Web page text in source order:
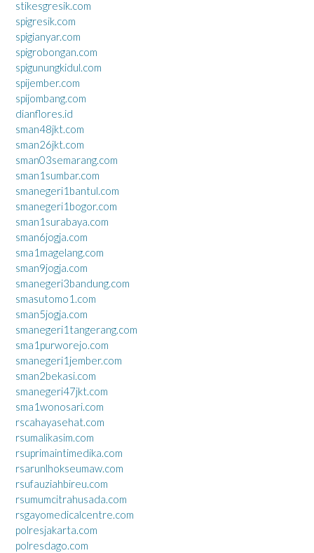
stikesgresik.com
spigresik.com
spigianyar.com
spigrobongan.com
spigunungkidul.com
spijember.com
spijombang.com
dianflores.id
sman48jkt.com
sman26jkt.com
sman03semarang.com
sman1sumbar.com
smanegeri1bantul.com
smanegeri1bogor.com
sman1surabaya.com
sman6jogja.com
sma1magelang.com
sman9jogja.com
smanegeri3bandung.com
smasutomo1.com
sman5jogja.com
smanegeri1tangerang.com
sma1purworejo.com
smanegeri1jember.com
sman2bekasi.com
smanegeri47jkt.com
sma1wonosari.com
rscahayasehat.com
rsumalikasim.com
rsuprimaintimedika.com
rsarunlhokseumaw.com
rsufauziahbireu.com
rsumumcitrahusada.com
rsgayomedicalcentre.com
polresjakarta.com
polresdago.com